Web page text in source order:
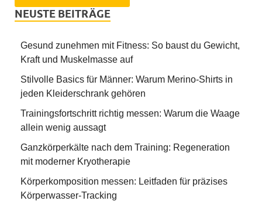
NEUSTE BEITRÄGE
Gesund zunehmen mit Fitness: So baust du Gewicht,
Kraft und Muskelmasse auf
Stilvolle Basics für Männer: Warum Merino-Shirts in
jeden Kleiderschrank gehören
Trainingsfortschritt richtig messen: Warum die Waage
allein wenig aussagt
Ganzkörperkälte nach dem Training: Regeneration
mit moderner Kryotherapie
Körperkomposition messen: Leitfaden für präzises
Körperwasser-Tracking